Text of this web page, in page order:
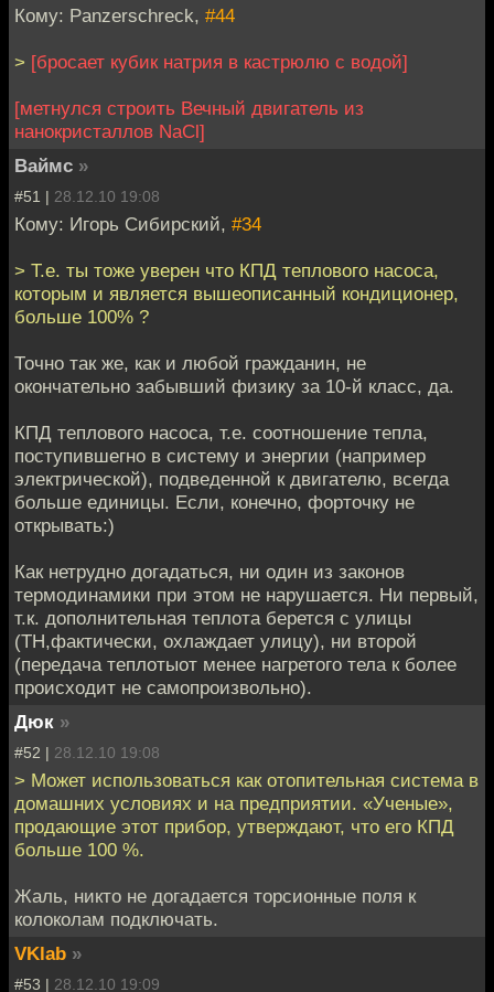
Кому: Panzerschreck, #44
> [бросает кубик натрия в кастрюлю с водой]
[метнулся строить Вечный двигатель из
нанокристаллов NaCl]
Ваймс »
#51 | 28.12.10 19:08
Кому: Игорь Сибирский, #34
> Т.е. ты тоже уверен что КПД теплового насоса,
которым и является вышеописанный кондиционер,
больше 100% ?
Точно так же, как и любой гражданин, не
окончательно забывший физику за 10-й класс, да.
КПД теплового насоса, т.е. соотношение тепла,
поступившегно в систему и энергии (например
электрической), подведенной к двигателю, всегда
больше единицы. Если, конечно, форточку не
открывать:)
Как нетрудно догадаться, ни один из законов
термодинамики при этом не нарушается. Ни первый,
т.к. дополнительная теплота берется с улицы
(ТН,фактически, охлаждает улицу), ни второй
(передача теплотыот менее нагретого тела к более
происходит не самопроизвольно).
Дюк »
#52 | 28.12.10 19:08
> Может использоваться как отопительная система в
домашних условиях и на предприятии. «Ученые»,
продающие этот прибор, утверждают, что его КПД
больше 100 %.
Жаль, никто не догадается торсионные поля к
колоколам подключать.
VKlab »
#53 | 28.12.10 19:09